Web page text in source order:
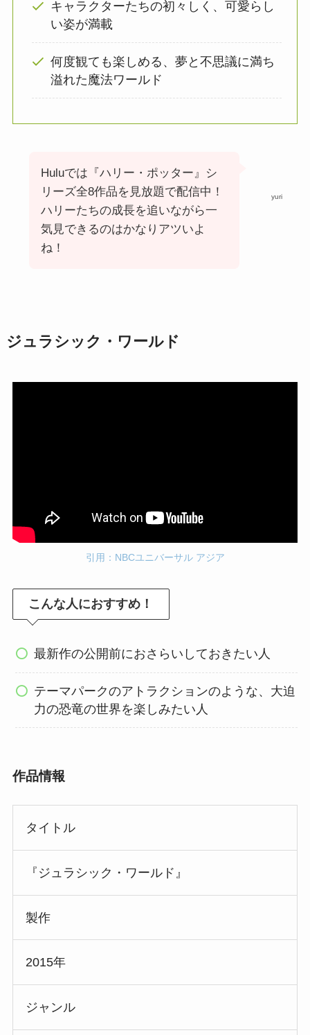
キャラクターたちの初々しく、可愛らし
い姿が満載
何度観ても楽しめる、夢と不思議に満ち
溢れた魔法ワールド
yuri
Huluでは『ハリー・ポッター』シ
リーズ全8作品を見放題で配信中！
ハリーたちの成長を追いながら一
気見できるのはかなりアツいよ
ね！
ジュラシック・ワールド
引用：NBCユニバーサル アジア
こんな人におすすめ！
最新作の公開前におさらいしておきたい人
テーマパークのアトラクションのような、大迫
力の恐竜の世界を楽しみたい人
作品情報
タイトル
『ジュラシック・ワールド』
製作
2015年
ジャンル